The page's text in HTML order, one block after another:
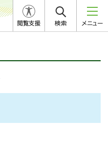
閲覧支援 検索 メニュー